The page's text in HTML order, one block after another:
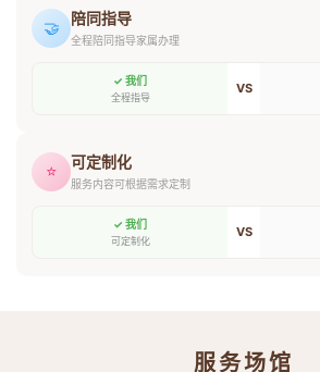
🤝 陪同指导
全程陪同指导家属办理
✓ 我们
全程指导
VS
⭐ 可定制化
服务内容可根据需求定制
✓ 我们
可定制化
VS
服务场馆